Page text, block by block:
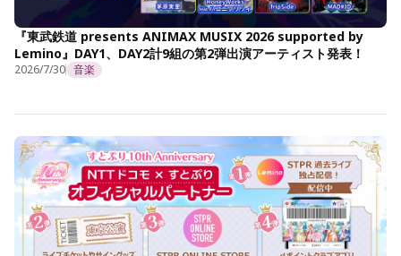
『東武鉄道 presents ANIMAX MUSIX 2026 supported by
Lemino』DAY1、DAY2計9組の第2弾出演アーティスト発表！
2026/7/30 音楽